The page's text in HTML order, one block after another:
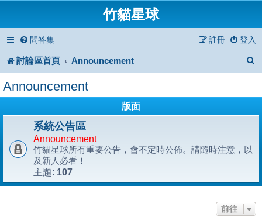
竹貓星球
問答集 登入
註冊
討論區首頁 Announcement
Announcement
版面
系統公告區
Announcement
竹貓星球所有重要公告，會不定時公佈。請隨時注意，以
及新人必看！
主題: 107
前往